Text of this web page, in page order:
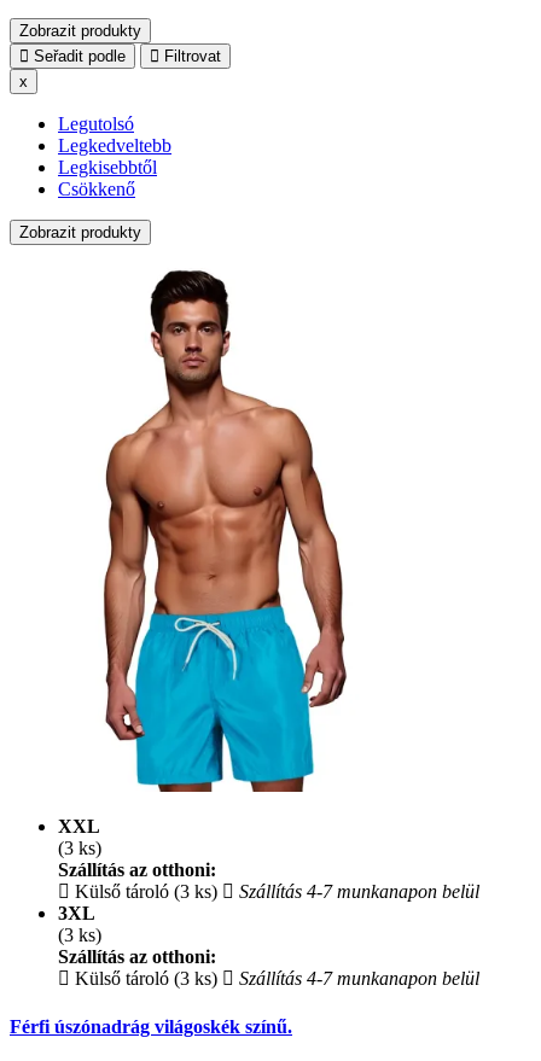
Zobrazit produkty
Seřadit podle
Filtrovat
x
Legutolsó
Legkedveltebb
Legkisebbtől
Csökkenő
Zobrazit produkty
XXL
(3 ks)
Szállítás az otthoni:
Külső tároló (3 ks)
Szállítás 4-7 munkanapon belül
3XL
(3 ks)
Szállítás az otthoni:
Külső tároló (3 ks)
Szállítás 4-7 munkanapon belül
Férfi úszónadrág világoskék színű.